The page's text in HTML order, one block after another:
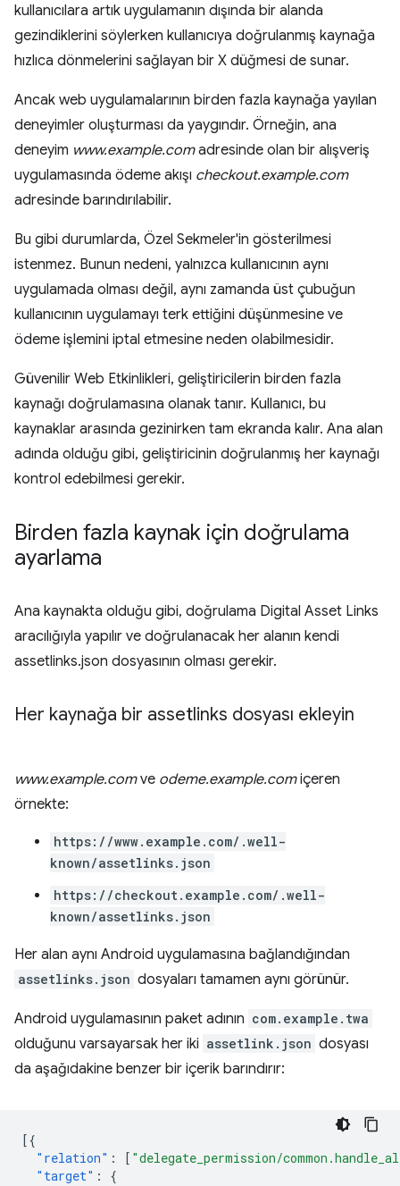
kullanıcılara artık uygulamanın dışında bir alanda
gezindiklerini söylerken kullanıcıya doğrulanmış kaynağa
hızlıca dönmelerini sağlayan bir X düğmesi de sunar.
Ancak web uygulamalarının birden fazla kaynağa yayılan
deneyimler oluşturması da yaygındır. Örneğin, ana
deneyim www.example.comadresinde olan bir alışveriş
uygulamasında ödeme akışı checkout.example.com
adresinde barındırılabilir.
Bu gibi durumlarda, Özel Sekmeler'in gösterilmesi
istenmez. Bunun nedeni, yalnızca kullanıcının aynı
uygulamada olması değil, aynı zamanda üst çubuğun
kullanıcının uygulamayı terk ettiğini düşünmesine ve
ödeme işlemini iptal etmesine neden olabilmesidir.
Güvenilir Web Etkinlikleri, geliştiricilerin birden fazla
kaynağı doğrulamasına olanak tanır. Kullanıcı, bu
kaynaklar arasında gezinirken tam ekranda kalır. Ana alan
adında olduğu gibi, geliştiricinin doğrulanmış her kaynağı
kontrol edebilmesi gerekir.
Birden fazla kaynak için doğrulama
ayarlama
Ana kaynakta olduğu gibi, doğrulama Digital Asset Links
aracılığıyla yapılır ve doğrulanacak her alanın kendi
assetlinks.json dosyasının olması gerekir.
Her kaynağa bir assetlinks dosyası ekleyin
www.example.comve odeme.example.comiçeren
örnekte:
https://www.example.com/.well-
known/assetlinks.json
https://checkout.example.com/.well-
known/assetlinks.json
Her alan aynı Android uygulamasına bağlandığından
assetlinks.json dosyaları tamamen aynı görünür.
Android uygulamasının paket adının com.example.twa
olduğunu varsayarsak her iki assetlink.json dosyası
da aşağıdakine benzer bir içerik barındırır:
[{
"relation" : [ "delegate_permission/
"target" :
{